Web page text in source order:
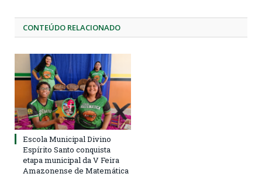
CONTEÚDO RELACIONADO
Escola Municipal Divino
Espírito Santo conquista
etapa municipal da V Feira
Amazonense de Matemática